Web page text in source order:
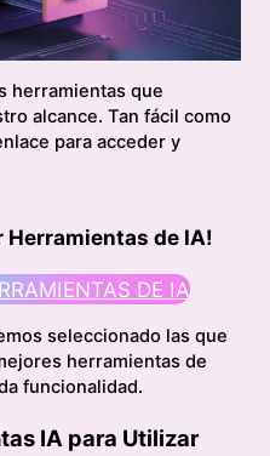
herramientas que
alcance. Tan fácil como
para acceder y
Herramientas de IA!
DE IA
seleccionado las que
herramientas de
funcionalidad.
IA para Utilizar